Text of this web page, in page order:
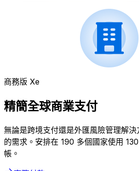
商務版 Xe
精簡全球商業支付
無論是跨境支付還是外匯風險管理解
的需求。安排在 190 多個國家使用
帳。